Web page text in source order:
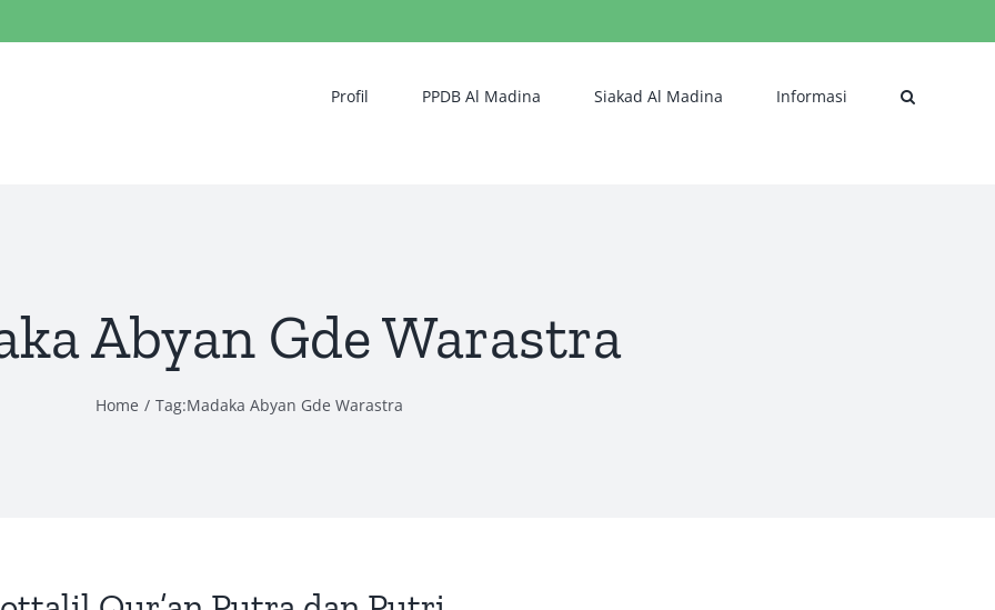
Profil PPDB Al Madina Siakad Al Madina Informasi
Abyan Gde Warastra
Home / Tag:Madaka Abyan Gde Warastra